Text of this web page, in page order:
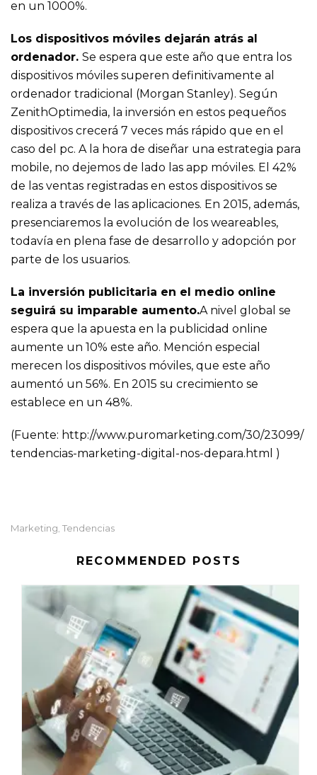
en un 1000%.
Los dispositivos móviles dejarán atrás al
ordenador. Se espera que este año que entra los
dispositivos móviles superen definitivamente al
ordenador tradicional (Morgan Stanley). Según
ZenithOptimedia, la inversión en estos pequeños
dispositivos crecerá 7 veces más rápido que en el
caso del pc. A la hora de diseñar una estrategia para
mobile, no dejemos de lado las app móviles. El 42%
de las ventas registradas en estos dispositivos se
realiza a través de las aplicaciones. En 2015, además,
presenciaremos la evolución de los weareables,
todavía en plena fase de desarrollo y adopción por
parte de los usuarios.
La inversión publicitaria en el medio online
seguirá su imparable aumento.A nivel global se
espera que la apuesta en la publicidad online
aumente un 10% este año. Mención especial
merecen los dispositivos móviles, que este año
aumentó un 56%. En 2015 su crecimiento se
establece en un 48%.
(Fuente: http://www.puromarketing.com/30/23099/
tendencias-marketing-digital-nos-depara.html )
Marketing Tendencias
RECOMMENDED POSTS